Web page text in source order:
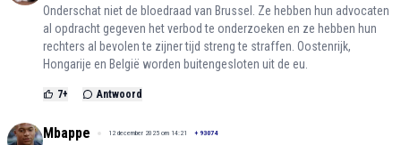
Onderschat niet de bloedraad van Brussel. Ze hebben hun advocaten
al opdracht gegeven het verbod te onderzoeken en ze hebben hun
rechters al bevolen te zijner tijd streng te straffen. Oostenrijk,
Hongarije en België worden buitengesloten uit de eu.
7+ Antwoord
Mbappe 12 december 2025 om 14:21 + 93074